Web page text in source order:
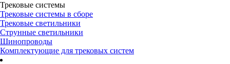
Трековые системы
Трековые системы в сборе
Трековые светильники
Струнные светильники
Шинопроводы
Комплектующие для трековых систем